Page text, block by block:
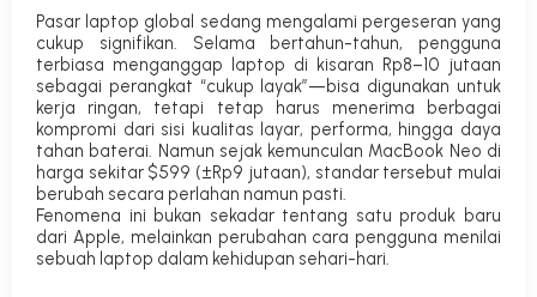
Pasar laptop global sedang mengalami pergeseran yang
cukup signifikan. Selama bertahun-tahun, pengguna
terbiasa menganggap laptop di kisaran Rp8–10 jutaan
sebagai perangkat “cukup layak”—bisa digunakan untuk
kerja ringan, tetapi tetap harus menerima berbagai
kompromi dari sisi kualitas layar, performa, hingga daya
tahan baterai. Namun sejak kemunculan MacBook Neo di
harga sekitar $599 (±Rp9 jutaan), standar tersebut mulai
berubah secara perlahan namun pasti.
Fenomena ini bukan sekadar tentang satu produk baru
dari Apple, melainkan perubahan cara pengguna menilai
sebuah laptop dalam kehidupan sehari-hari.